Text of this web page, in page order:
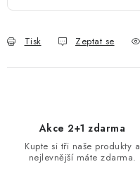
Tisk Zeptat se
Akce 2+1 zdarma
Kupte si tři naše produkty a
nejlevnější máte zdarma.